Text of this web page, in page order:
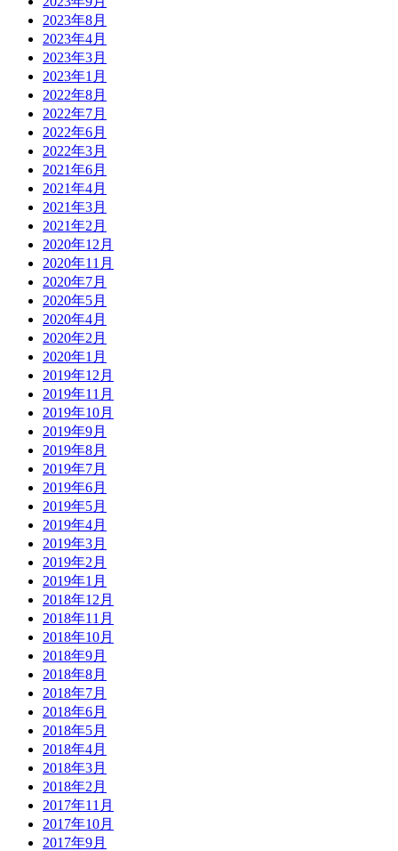
2023年8月
2023年4月
2023年3月
2023年1月
2022年8月
2022年7月
2022年6月
2022年3月
2021年6月
2021年4月
2021年3月
2021年2月
2020年12月
2020年11月
2020年7月
2020年5月
2020年4月
2020年2月
2020年1月
2019年12月
2019年11月
2019年10月
2019年9月
2019年8月
2019年7月
2019年6月
2019年5月
2019年4月
2019年3月
2019年2月
2019年1月
2018年12月
2018年11月
2018年10月
2018年9月
2018年8月
2018年7月
2018年6月
2018年5月
2018年4月
2018年3月
2018年2月
2017年11月
2017年10月
2017年9月